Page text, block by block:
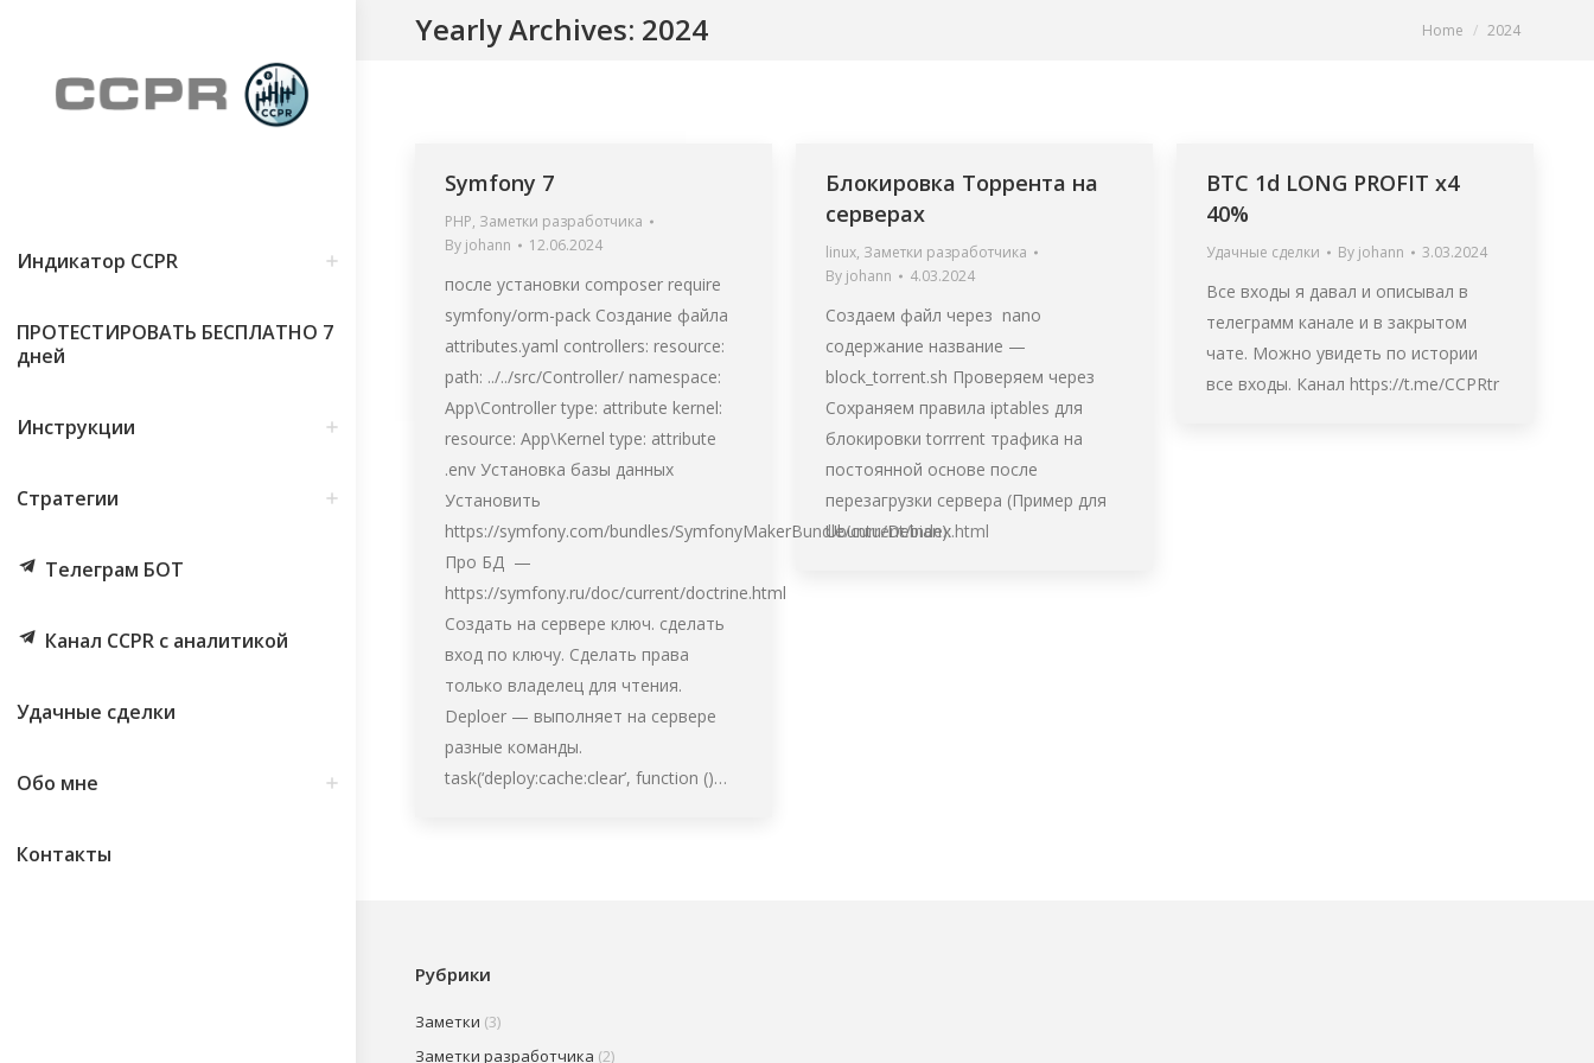
Индикатор CCPR
ПРОТЕСТИРОВАТЬ БЕСПЛАТНО 7
дней
Инструкции
Стратегии
Телеграм БОТ
Канал CCPR с аналитикой
Удачные сделки
Обо мне
Контакты
Yearly Archives: 2024 You are here:
Home 2024
Symfony 7
PHP, Заметки разработчика
By johann 12.06.2024
после установки composer require
symfony/orm-pack Создание файла
attributes.yaml controllers: resource:
path: ../../src/Controller/ namespace:
App\Controller type: attribute kernel:
resource: App\Kernel type: attribute
.env Установка базы данных
Установить
https://symfony.com/bundles/SymfonyMakerBundle/current/index.html
Про БД —
https://symfony.ru/doc/current/doctrine.html
Создать на сервере ключ. сделать
вход по ключу. Сделать права
только владелец для чтения.
Deploer — выполняет на сервере
разные команды.
task(‘deploy:cache:clear’, function ()…
Блокировка Торрента на
серверах
linux, Заметки разработчика
By johann 4.03.2024
Создаем файл через nano
содержание название —
block_torrent.sh Проверяем через
Сохраняем правила iptables для
блокировки torrrent трафика на
постоянной основе после
перезагрузки сервера (Пример для
Ubuntu/Debian):
BTC 1d LONG PROFIT x4
40%
Удачные сделки By johann 3.03.2024
Все входы я давал и описывал в
телеграмм канале и в закрытом
чате. Можно увидеть по истории
все входы. Канал https://t.me/CCPRtr
Рубрики
Заметки (3)
Заметки разработчика (2)